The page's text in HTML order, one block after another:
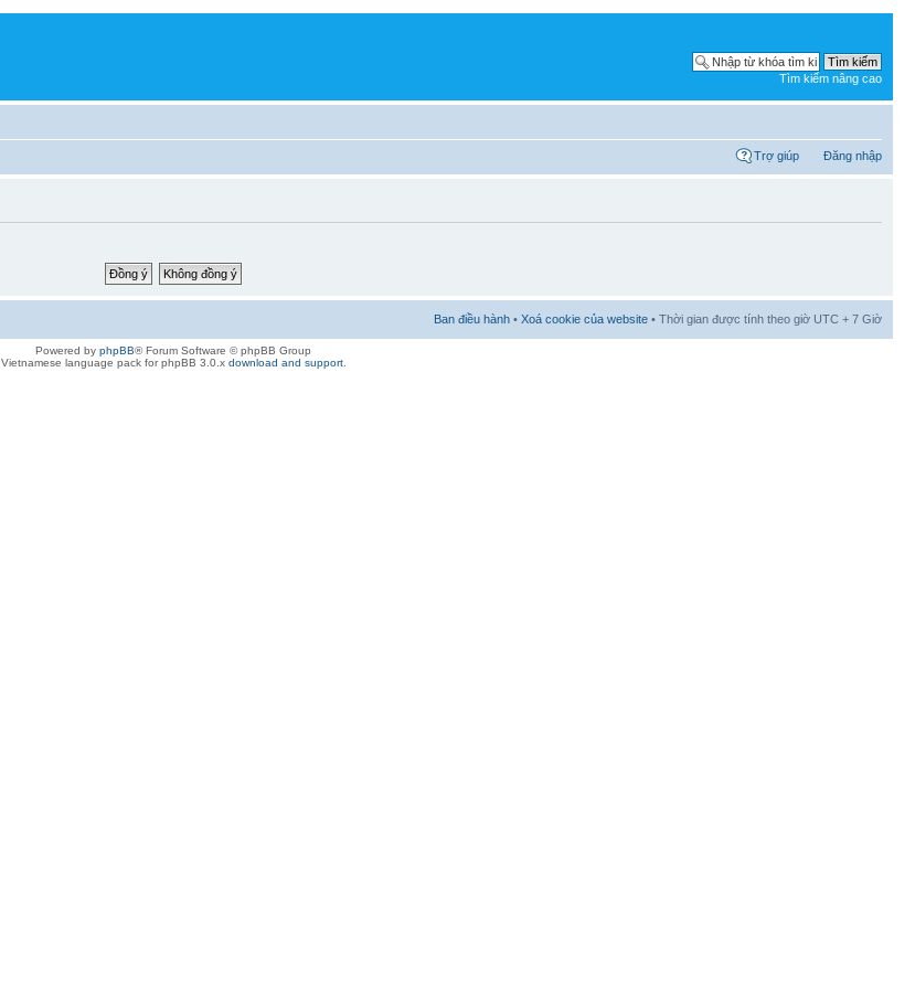
Tìm kiếm nâng cao
Trợ giúp Đăng nhập
Ban điều hành • Xoá cookie của website • Thời gian được tính theo giờ UTC + 7 Giờ
Powered by phpBB® Forum Software © phpBB Group
Vietnamese language pack for phpBB 3.0.x download and support.